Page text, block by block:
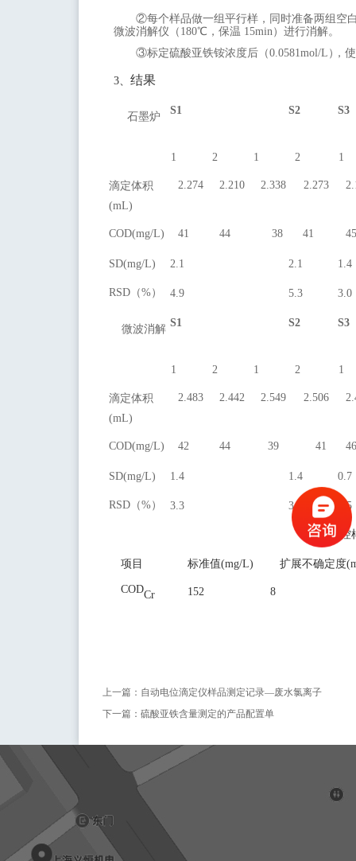
②每个样品做一组平行样，同时准备两组空
微波消解仪（ 180℃，保温 15min）进行消解。
③标定硫酸亚铁铵浓度后（0.0581mol/L ） ，
3、 结果
石墨炉
S1 S2 S3
1 2 1 2 1
滴定体积
(mL)
2.274 2.210 2.338 2.273
COD(mg/L) 41 44 38 41 45
SD(mg/L) 2.1 2.1 1.4
RSD（%） 4.9 5.3 3.0
微波消解
S1 S2 S3
1 2 1 2 1
滴定体积
(mL)
2.483 2.442 2.549 2.506
COD(mg/L) 42 44 39 41 46
SD(mg/L) 1.4 1.4 0.7
RSD（%） 3.3 3.5 1.5
质控
项目 标准值(mg/L) 扩展不确定度
CODCr 152 8
上一篇： 自动电位滴定仪样品测定记录—废水氯离子
下一篇： 硫酸亚铁含量测定的产品配置单